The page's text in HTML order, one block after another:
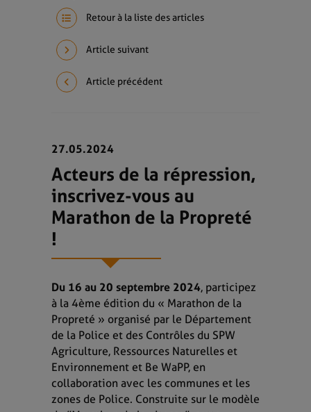
Retour à la liste des articles
Article suivant
Article précédent
27.05.2024
Acteurs de la répression,
inscrivez-vous au
Marathon de la Propreté
!
Du 16 au 20 septembre 2024, participez
à la 4ème édition du « Marathon de la
Propreté » organisé par le Département
de la Police et des Contrôles du SPW
Agriculture, Ressources Naturelles et
Environnement et Be WaPP, en
collaboration avec les communes et les
zones de Police. Construite sur le modèle